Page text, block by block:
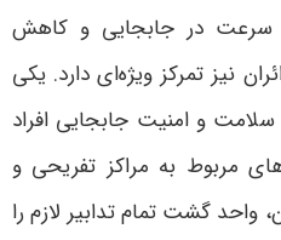
سرعت در جابجایی و کاهش
نیز تمرکز ویژه‌ای دارد. یکی
و امنیت جابجایی افراد
مربوط به مراکز تفریحی و
واحد گشت تمام تدابیر لازم را